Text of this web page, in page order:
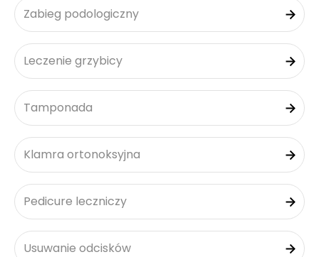
Zabieg podologiczny
Leczenie grzybicy
Tamponada
Klamra ortonoksyjna
Pedicure leczniczy
Usuwanie odcisków